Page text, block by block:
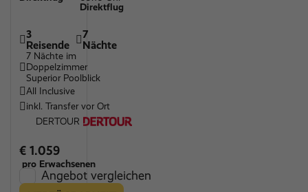
Direktflug
3
Reisende
7
Nächte
7 Nächte im
Doppelzimmer
Superior Poolblick
All Inclusive
inkl. Transfer vor Ort
DERTOUR
€ 1.059
pro Erwachsenen
Angebot vergleichen